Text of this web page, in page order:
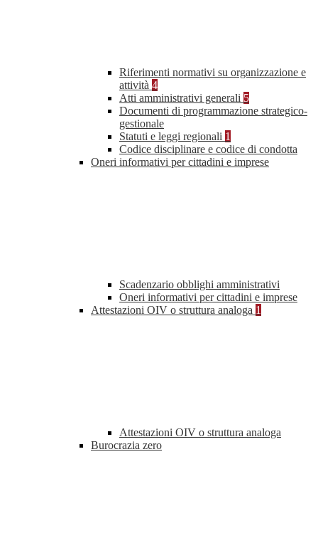
Riferimenti normativi su organizzazione e
attività 4
Atti amministrativi generali 5
Documenti di programmazione strategico-
gestionale
Statuti e leggi regionali 1
Codice disciplinare e codice di condotta
Oneri informativi per cittadini e imprese
Scadenzario obblighi amministrativi
Oneri informativi per cittadini e imprese
Attestazioni OIV o struttura analoga 1
Attestazioni OIV o struttura analoga
Burocrazia zero